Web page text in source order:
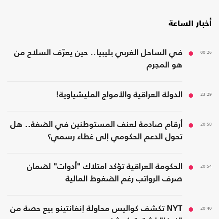
أخبار الساعة
00:26
في الساحل الغربي بليبيا.. حين يعرّف السلاح من
هو المجرم
23:29 الدولة العراقية والأمواج المليشياوية!
20:58
أرقام صادمة لعنف المستوطنين في الضفة.. هل
تحول الدعم الحكومي إلى غطاء رسمي؟
20:54
الحكومة العراقية تؤكد امتلاك "أدوات" لضمان
صرف الرواتب رغم الضغوط المالية
20:40
NYT تكشف كواليس محاولة إنفانتينو بيع حصة من